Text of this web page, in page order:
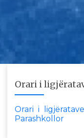
Orari i
Orari i
Parashkollor